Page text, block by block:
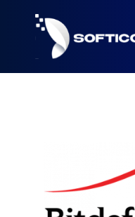
content